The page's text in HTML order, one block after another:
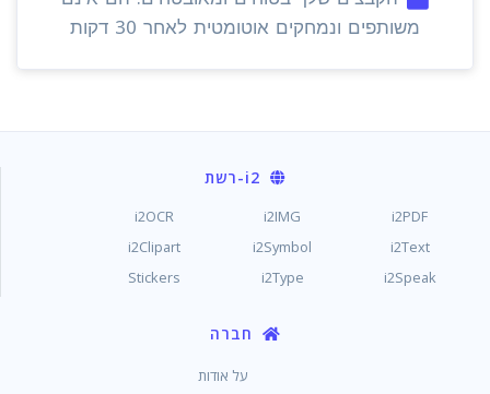
משותפים ונמחקים אוטומטית לאחר 30 דקות
i2-רשת
i2PDF
i2IMG
i2OCR
i2Text
i2Symbol
i2Clipart
i2Speak
i2Type
Stickers
חברה
על אודות